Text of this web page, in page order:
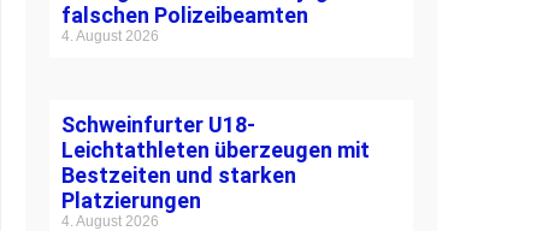
falschen Polizeibeamten
4. August 2026
Schweinfurter U18-
Leichtathleten überzeugen mit
Bestzeiten und starken
Platzierungen
4. August 2026